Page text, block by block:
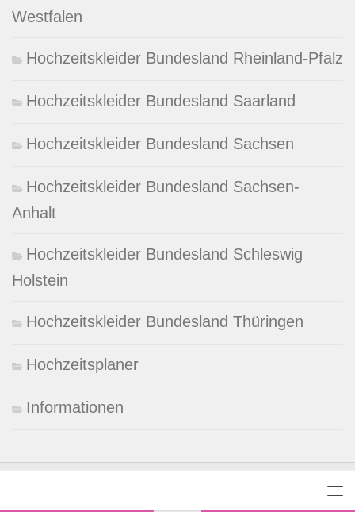
Westfalen
Hochzeitskleider Bundesland Rheinland-Pfalz
Hochzeitskleider Bundesland Saarland
Hochzeitskleider Bundesland Sachsen
Hochzeitskleider Bundesland Sachsen-
Anhalt
Hochzeitskleider Bundesland Schleswig
Holstein
Hochzeitskleider Bundesland Thüringen
Hochzeitsplaner
Informationen